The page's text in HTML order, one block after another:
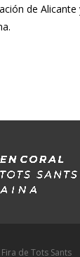
de Alicante
de Tots Sants